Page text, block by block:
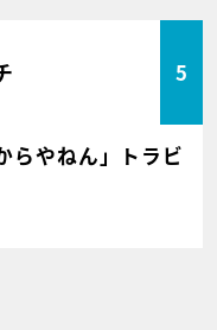
5
らやねん」トラビ